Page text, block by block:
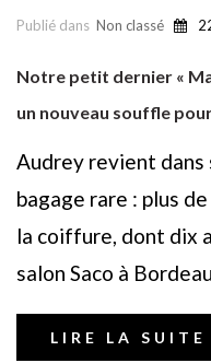
Publié dans Non classé
Notre petit dernier «
un nouveau souffle
Audrey revient dans
bagage rare : plus
la coiffure, dont dix
salon Saco à
LIRE LA SUITE